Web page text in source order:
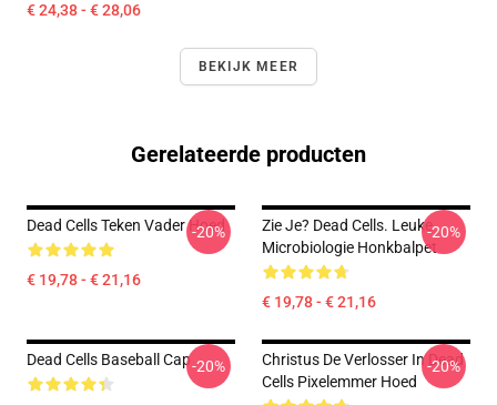
€ 24,38 - € 28,06
BEKIJK MEER
Gerelateerde producten
Dead Cells Teken Vader Hoed
€ 19,78 - € 21,16
-20%
Zie Je? Dead Cells. Leuke
Microbiologie Honkbalpet
€ 19,78 - € 21,16
-20%
Dead Cells Baseball Cap-20%
Christus De Verlosser In Dead
Cells Pixelemmer Hoed
-20%